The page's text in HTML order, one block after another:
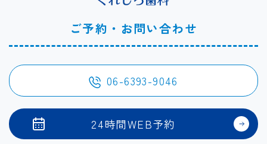
ご予約・お問い合わせ
06-6393-9046
24時間WEB予約